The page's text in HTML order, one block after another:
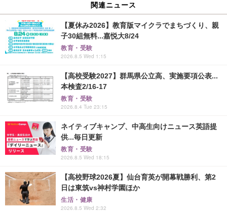
関連ニュース
【夏休み2026】教育版マイクラでまちづくり、親
子30組無料...嘉悦大8/24
教育・受験
2026.8.5 Wed 1:15
【高校受験2027】群馬県公立高、実施要項公表...
本検査2/16-17
教育・受験
2026.8.4 Tue 23:15
ネイティブキャンプ、中高生向けニュース英語提
供...毎日更新
教育・受験
2026.8.5 Wed 18:15
【高校野球2026夏】仙台育英が開幕戦勝利、第2
日は東筑vs神村学園ほか
生活・健康
2026.8.5 Wed 2:32